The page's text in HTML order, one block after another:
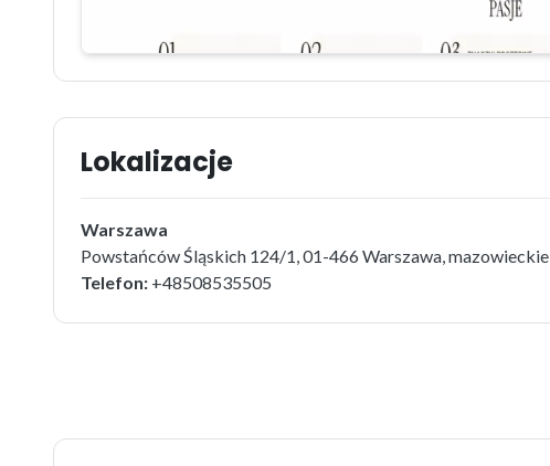
Lokalizacje
Warszawa
Powstańców Śląskich 124/1, 01-466 Warszawa, mazowieckie
Telefon: +48508535505